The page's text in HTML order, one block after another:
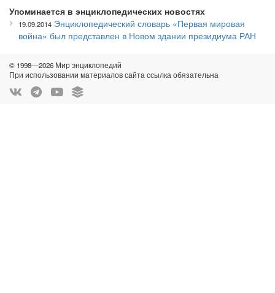
Упоминается в энциклопедических новостях
19.09.2014 Энциклопедический словарь «Первая мировая
война» был представлен в Новом здании президиума РАН
© 1998—2026 Мир энциклопедий
При использовании материалов сайта ссылка обязательна